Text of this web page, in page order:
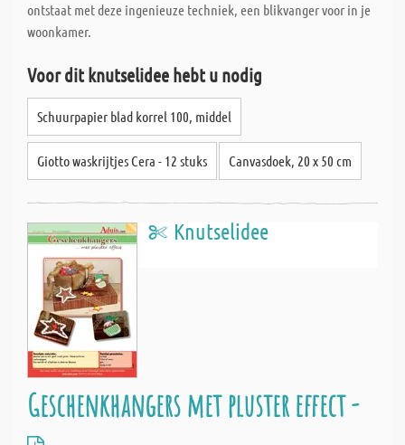
ontstaat met deze ingenieuze techniek, een blikvanger voor in je
woonkamer.
Voor dit knutselidee hebt u nodig
Schuurpapier blad korrel 100, middel
Giotto waskrijtjes Cera - 12 stuks Canvasdoek, 20 x 50 cm
Knutselidee
Geschenkhangers met pluster effect -